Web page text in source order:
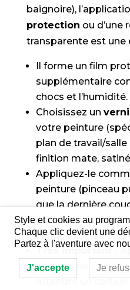
baignoire),
protection ou d’une
transparente est une
Il forme un film
supplémentaire
chocs et l’humidité.
Choisissez un
votre peinture
plan de travail/salle
finition mate,
Appliquez-le
peinture (pinceau
que la dernière
parfaitement
indiqué !).
couche (peinture ou
attendre un certain
Style et cookies au
Chaque clic devient une
Partez à l'aventure avec
J'accepte Je